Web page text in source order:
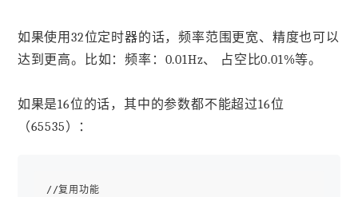
如果使用32位定时器的话，频率范围更宽、精度也可以
达到更高。比如：频率：0.01Hz、 占空比0.01%等。
如果是16位的话，其中的参数都不能超过16位
（65535）：
//复用功能